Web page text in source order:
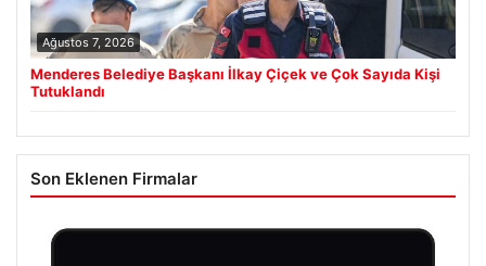
Ağustos 7, 2026
Menderes Belediye Başkanı İlkay Çiçek ve Çok Sayıda Kişi
Tutuklandı
Son Eklenen Firmalar